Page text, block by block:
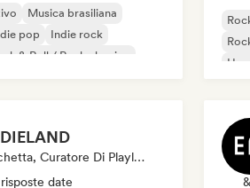
Musica brasiliana
pop
Indie rock
& Roll / Rock classico
Etichetta, Curatore Di Playlist, Editore
date